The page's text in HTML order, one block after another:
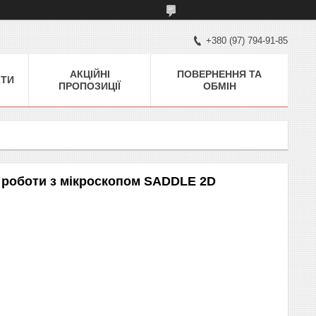
+380 (97) 794-91-85
АКЦІЙНІ
ПРОПОЗИЦІЇ
ПОВЕРНЕННЯ ТА
ОБМІН
з мікроскопом SADDLE 2D